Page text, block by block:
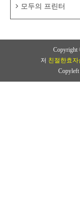
모두의 프린터
Copyright
저 친절한효자